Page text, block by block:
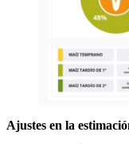
Ajustes en la